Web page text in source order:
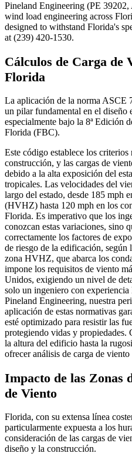
Pineland Engineering (PE
wind load engineering across
designed to withstand Florida's
at (239) 420-1530.
Cálculos de Carga de
Florida
La aplicación de la norma ASCE
un pilar fundamental en el diseño
especialmente bajo la 8ª Edición
Florida (FBC).
Este código establece los
construcción, y las cargas de
debido a la alta exposición del
tropicales. Las velocidades del
largo del estado, desde 185 mph
(HVHZ) hasta 120 mph en los
Florida. Es imperativo que los
conozcan estas variaciones, sino
correctamente los factores de
de riesgo de la edificación,
zona HVHZ, que abarca los
impone los requisitos de viento
Unidos, exigiendo un nivel de
solo un ingeniero con
Pineland Engineering, nuestra
aplicación de estas normativas
esté optimizado para resistir las
protegiendo vidas y propiedades.
la altura del edificio hasta la
ofrecer análisis de carga de
Impacto de las Zonas
de Viento
Florida, con su extensa línea
particularmente expuesta a los
consideración de las cargas de
diseño y la construcción.